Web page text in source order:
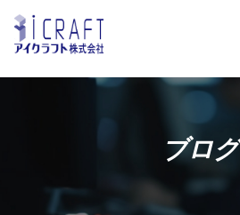
ブログ